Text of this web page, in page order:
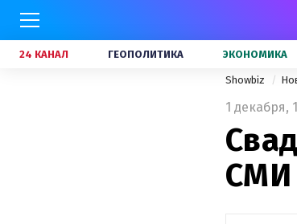
24 КАНАЛ ГЕОПОЛИТИКА ЭКОНОМИКА
Showbiz
1 декабря,
СМИ